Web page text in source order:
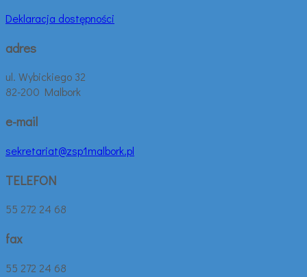
Deklaracja dostępności
adres
ul. Wybickiego 32
82-200 Malbork
e-mail
sekretariat@zsp1malbork.pl
TELEFON
55 272 24 68
fax
55 272 24 68